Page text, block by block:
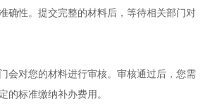
确性。提交完整的材料后，等待相关部门对
会对您的材料进行审核。审核通过后，您需
的标准缴纳补办费用。